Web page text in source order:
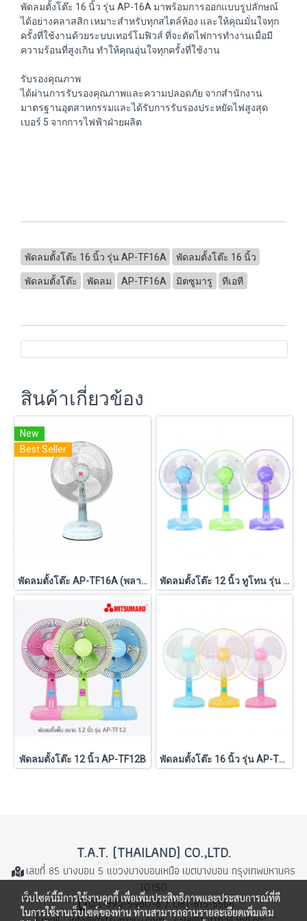
พัดลมตั้งโต๊ะ 16 นิ้ว รุ่น AP-16A มาพร้อมการออกแบบรูปลักษณ์
ได้อย่างคลาสสิก เหมาะสำหรับทุกสไตล์ห้อง และให้คุณมั่นใจทุก
ครั้งที่ใช้งานด้วยระบบเทอร์โมฟิวส์ ที่จะตัดไฟการทำงานเมื่อมี
ความร้อนที่สูงเกิน ทำให้คุณอุ่นใจทุกครั้งที่ใช้งาน
รับรองคุณภาพ
ได้ผ่านการรับรองคุณภาพและความปลอดภัย จากสำนักงาน
มาตรฐานอุตสาหกรรมและได้รับการรับรองประหยัดไฟสูงสุด
เบอร์ 5 จากการไฟฟ้าฝ่ายผลิต
พัดลมตั้งโต๊ะ 16 นิ้ว รุ่น AP-TF16A พัดลมตั้งโต๊ะ 16 นิ้ว
พัดลมตั้งโต๊ะ พัดลม AP-TF16A มิตซูมารู ทีเอที
สินค้าเกี่ยวข้อง
New
Best Seller
พัดลมตั้งโต๊ะ AP-TF16A (พลาสเทล) พัดลมตั้งโต๊ะ 12 นิ้ว ทูโทน รุ่น AP-TF12 ทูโทน
พัดลมตั้งโต๊ะ 12 นิ้ว AP-TF12B พัดลมตั้งโต๊ะ 16 นิ้ว รุ่น AP-TF1169
T.A.T. (THAILAND) CO.,LTD.
เลขที่ 85 บางบอน 5 แขวงบางบอนเหนือ เขตบางบอน กรุงเทพมหานคร
10150
02-892-5950-8 / 081-815-5566
เว็บไซต์นี้มีการใช้งานคุกกี้ เพื่อเพิ่มประสิทธิภาพและประสบการณ์ที่ดี
ในการใช้งานเว็บไซต์ของท่าน ท่านสามารถอ่านรายละเอียดเพิ่มเติม